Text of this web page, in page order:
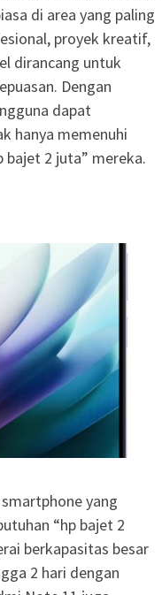
di area yang paling
proyek kreatif,
dirancang untuk
Dengan
dapat
hanya memenuhi
bajet 2 juta” mereka.
yang
“hp bajet 2
berkapasitas besar
2 hari dengan